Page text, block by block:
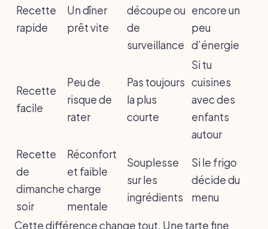
Recette
rapide
Un dîner
prêt vite
découpe ou
de
surveillance
encore un
peu
d’énergie
Recette
facile
Peu de
risque de
rater
Pas toujours
la plus
courte
Si tu
cuisines
avec des
enfants
autour
Recette
de
dimanche
soir
Réconfort
et faible
charge
mentale
Souplesse
sur les
ingrédients
Si le frigo
décide du
menu
Cette différence change tout. Une tarte fine